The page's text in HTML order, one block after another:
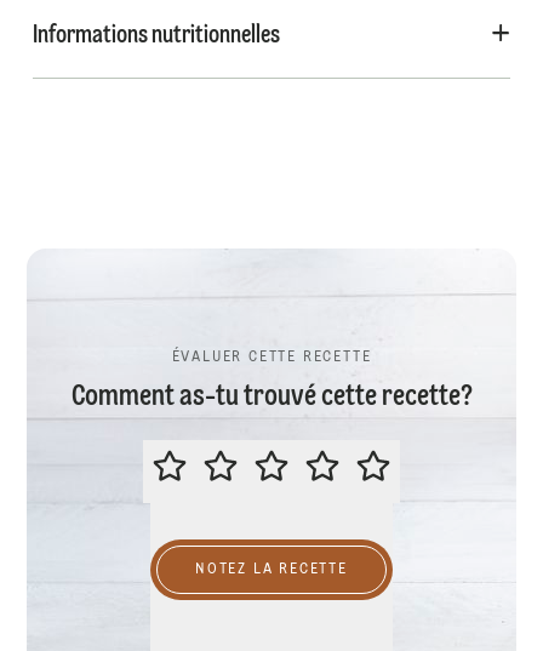
Informations nutritionnelles
ÉVALUER CETTE RECETTE
Comment as-tu trouvé cette recette?
ÉVALUER CETTE RECETTE
NOTEZ LA RECETTE